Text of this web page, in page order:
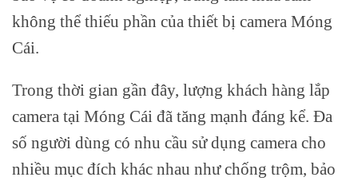
không thể thiếu phần của thiết bị camera Móng
Cái.
Trong thời gian gần đây, lượng khách hàng lắp
camera tại Móng Cái đã tăng mạnh đáng kể. Đa
số người dùng có nhu cầu sử dụng camera cho
nhiều mục đích khác nhau như chống trộm, bảo